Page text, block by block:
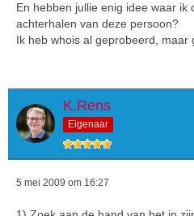
En hebben jullie enig idee waar ik
achterhalen van deze persoon?
Ik heb whois al geprobeerd, maar
K.Rens
Eigenaar
5 mei 2009 om 16:27